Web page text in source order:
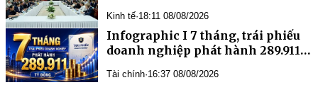
Kinh tế·18:11 08/08/2026
Infographic I 7 tháng, trái phiếu
doanh nghiệp phát hành 289.911
Tài chính·16:37 08/08/2026